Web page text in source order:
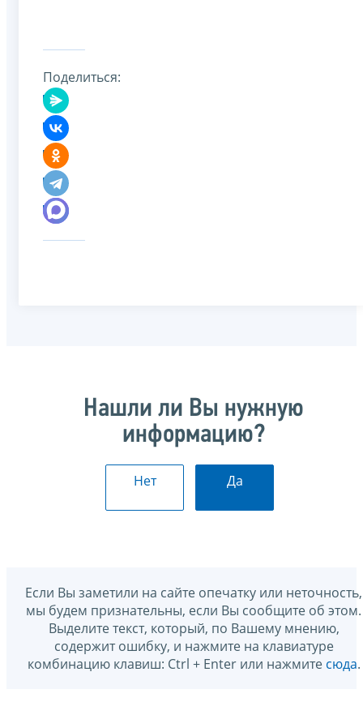
Поделиться:
Нашли ли Вы нужную
информацию?
Нет Да
Если Вы заметили на сайте опечатку или неточность,
мы будем признательны, если Вы сообщите об этом.
Выделите текст, который, по Вашему мнению,
содержит ошибку, и нажмите на клавиатуре
комбинацию клавиш: Ctrl + Enter или нажмите сюда.